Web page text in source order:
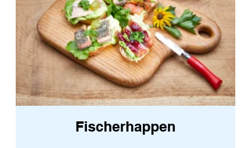
Fischerhappen